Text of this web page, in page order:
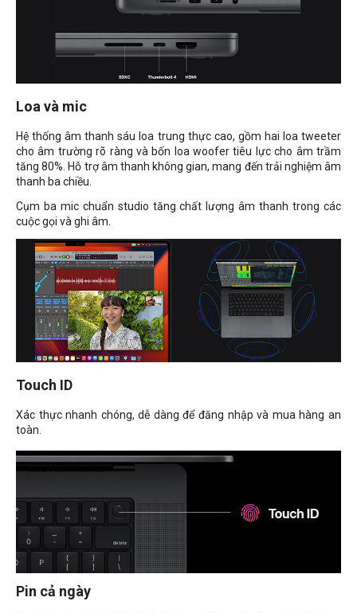
Loa và mic
Hệ thống âm thanh sáu loa trung thực cao, gồm hai loa tweeter
cho âm trường rõ ràng và bốn loa woofer tiêu lực cho âm trầm
tăng 80%. Hỗ trợ âm thanh không gian, mang đến trải nghiệm âm
thanh ba chiều.
Cụm ba mic chuẩn studio tăng chất lượng âm thanh trong các
cuộc gọi và ghi âm.
Touch ID
Xác thực nhanh chóng, dễ dàng để đăng nhập và mua hàng an
toàn.
Pin cả ngày